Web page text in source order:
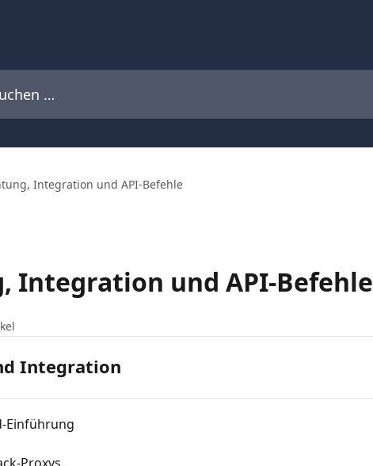
Integration und API-Befehle
Integration und API-Befehle
Integration
Einführung